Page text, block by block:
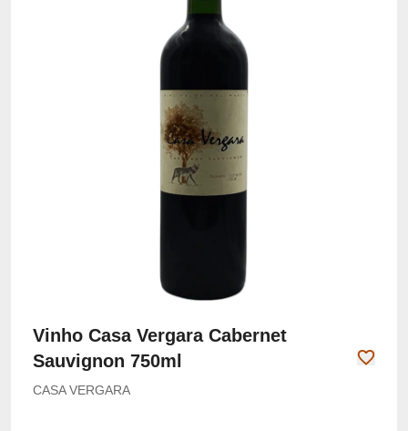
Vinho Casa Vergara Cabernet
Sauvignon 750ml
CASA VERGARA